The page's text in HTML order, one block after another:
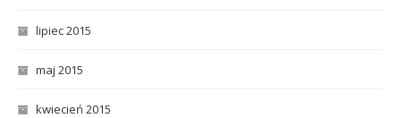
lipiec 2015
maj 2015
kwiecień 2015